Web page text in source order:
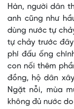
Hàn, người dân
anh cũng như
dùng nước tự
tự chảy trước
phí đấu ống
con nối thêm
đồng, hộ dân
Ngặt nỗi, mùa
không đủ nước